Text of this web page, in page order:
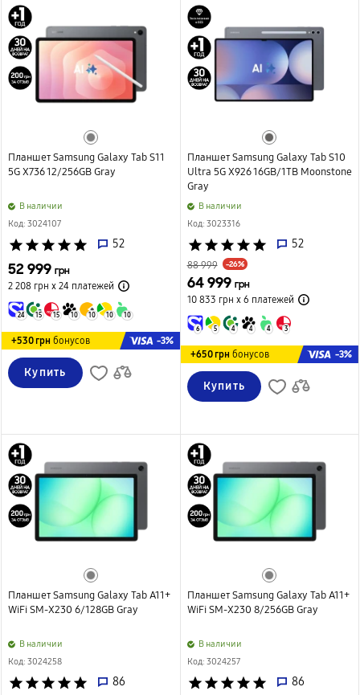
Планшет Samsung Galaxy Tab S11
5G X736 12/256GB Gray
B наличии
Код: 3024107
star star star star star 52
52 999 грн
2 208 грн х 24 платежей
24 15 15 10 10 10 10
+530 грн бонусов -3%
Купить
Планшет Samsung Galaxy Tab S10
Ultra 5G X926 16GB/1TB Moonstone
Gray
B наличии
Код: 3023316
star star star star star 52
88 999 -26%
64 999 грн
10 833 грн х 6 платежей
6 5 4 4 4 3
+650 грн бонусов -3%
Купить
Планшет Samsung Galaxy Tab A11+
WiFi SM-X230 6/128GB Gray
B наличии
Код: 3024258
star star star star star 86
Планшет Samsung Galaxy Tab A11+
WiFi SM-X230 8/256GB Gray
B наличии
Код: 3024257
star star star star star 86